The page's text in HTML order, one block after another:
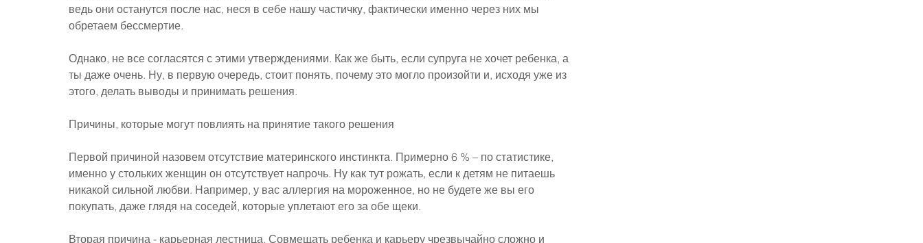
ведь они останутся после нас, неся в себе нашу частичку, фактически именно через них мы
обретаем бессмертие.
Однако, не все согласятся с этими утверждениями. Как же быть, если супруга не хочет ребенка, а
ты даже очень. Ну, в первую очередь, стоит понять, почему это могло произойти и, исходя уже из
этого, делать выводы и принимать решения.
Причины, которые могут повлиять на принятие такого решения
Первой причиной назовем отсутствие материнского инстинкта. Примерно 6 % – по статистике,
именно у стольких женщин он отсутствует напрочь. Ну как тут рожать, если к детям не питаешь
никакой сильной любви. Например, у вас аллергия на мороженное, но не будете же вы его
покупать, даже глядя на соседей, которые уплетают его за обе щеки.
Вторая причина - карьерная лестница. Совмещать ребенка и карьеру чрезвычайно сложно и